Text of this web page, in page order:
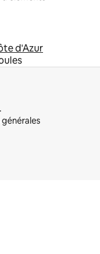
d'Azur